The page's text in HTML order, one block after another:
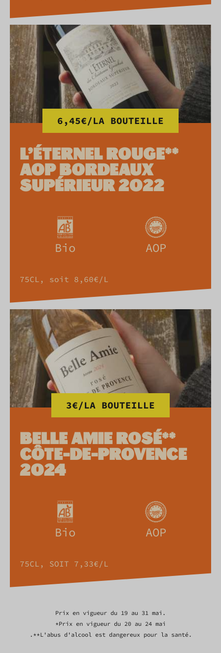
6,45€/LA BOUTEILLE
L’ÉTERNEL ROUGE**
AOP BORDEAUX
SUPÉRIEUR 2022
Bio AOP
75CL, soit 8,60€/L
3€/LA BOUTEILLE
BELLE AMIE ROSÉ**
CÔTE-DE-PROVENCE
2024
Bio AOP
75CL, SOIT 7,33€/L
Prix en vigueur du 19 au 31 mai.
*Prix en vigueur du 20 au 24 mai
. **L'abus d'alcool est dangereux pour la santé.